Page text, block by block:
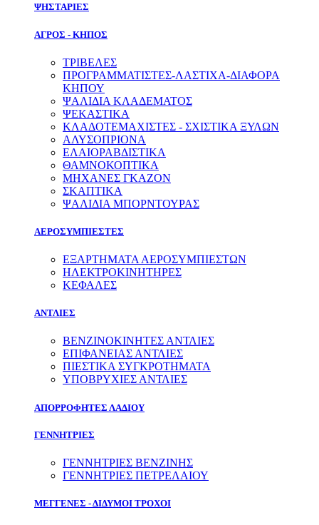
ΨΗΣΤΑΡΙΕΣ
ΑΓΡΟΣ - ΚΗΠΟΣ
ΤΡΙΒΕΛΕΣ
ΠΡΟΓΡΑΜΜΑΤΙΣΤΕΣ-ΛΑΣΤΙΧΑ-ΔΙΑΦOΡΑ
ΚΗΠΟΥ
ΨΑΛΙΔΙΑ ΚΛΑΔΕΜΑΤΟΣ
ΨΕΚΑΣΤΙΚΑ
ΚΛΑΔΟΤΕΜΑΧΙΣΤΕΣ - ΣΧΙΣΤΙΚΑ ΞΥΛΩΝ
ΑΛΥΣΟΠΡΙΟΝΑ
ΕΛΑΙΟΡΑΒΔΙΣΤΙΚΑ
ΘΑΜΝΟΚΟΠΤΙΚΑ
ΜΗΧΑΝΕΣ ΓΚΑΖΟΝ
ΣΚΑΠΤΙΚΑ
ΨΑΛΙΔΙΑ ΜΠΟΡΝΤΟΥΡΑΣ
ΑΕΡΟΣΥΜΠΙΕΣΤΕΣ
ΕΞΑΡΤΗΜΑΤΑ ΑΕΡΟΣΥΜΠΙΕΣΤΩΝ
ΗΛΕΚΤΡΟΚΙΝΗΤΗΡΕΣ
ΚΕΦΑΛΕΣ
ΑΝΤΛΙΕΣ
ΒΕΝΖΙΝΟΚΙΝΗΤΕΣ ΑΝΤΛΙΕΣ
ΕΠΙΦΑΝΕΙΑΣ ΑΝΤΛΙΕΣ
ΠΙΕΣΤΙΚΑ ΣΥΓΚΡΟΤΗΜΑΤΑ
ΥΠΟΒΡΥΧΙΕΣ ΑΝΤΛΙΕΣ
ΑΠΟΡΡΟΦΗΤΕΣ ΛΑΔΙΟΥ
ΓΕΝΝΗΤΡΙΕΣ
ΓΕΝΝΗΤΡΙΕΣ ΒΕΝΖΙΝΗΣ
ΓΕΝΝΗΤΡΙΕΣ ΠΕΤΡΕΛΑΙΟΥ
ΜΕΓΓΕΝΕΣ - ΔΙΔΥΜΟΙ ΤΡΟΧΟΙ